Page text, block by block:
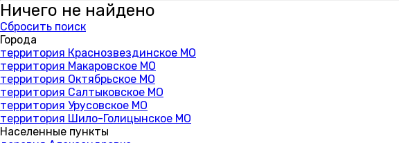
Ничего не найдено
Сбросить поиск
Города
территория Краснозвездинское МО
территория Макаровское МО
территория Октябрьское МО
территория Салтыковское МО
территория Урусовское МО
территория Шило-Голицынское МО
Населенные пункты